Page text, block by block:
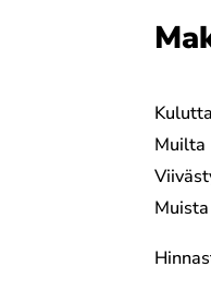
Muilta